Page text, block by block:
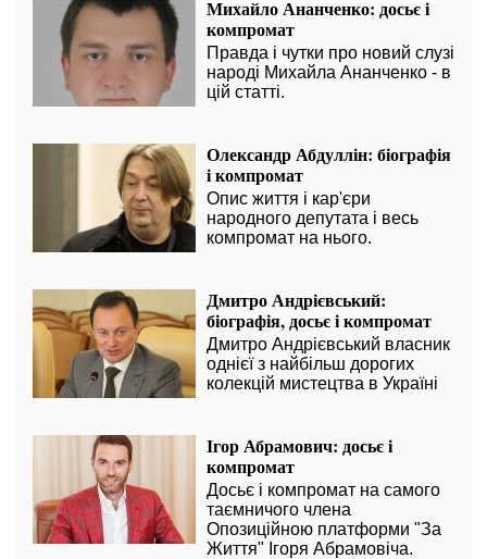
Михайло Ананченко: досьє і
компромат
Правда і чутки про новий слузі
народі Михайла Ананченко - в
цій статті.
Олександр Абдуллін: біографія
і компромат
Опис життя і кар'єри
народного депутата і весь
компромат на нього.
Дмитро Андрієвський:
біографія, досьє і компромат
Дмитро Андрієвський власник
однієї з найбільш дорогих
колекцій мистецтва в Україні
Ігор Абрамович: досьє і
компромат
Досьє і компромат на самого
таємничого члена
Опозиційною платформи "За
Життя" Ігоря Абрамовіча.